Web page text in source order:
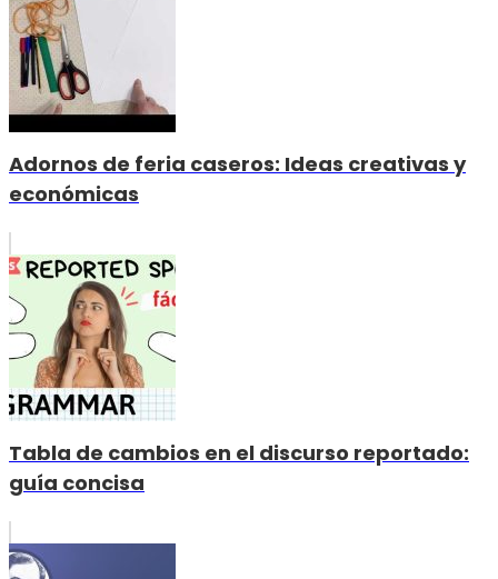
Adornos de feria caseros: Ideas creativas y
económicas
Tabla de cambios en el discurso reportado:
guía concisa